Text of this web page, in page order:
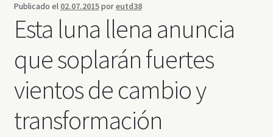
Publicado el 02.07.2015poreutd38
Esta luna llena anuncia
que soplarán fuertes
vientos de cambio y
transformación